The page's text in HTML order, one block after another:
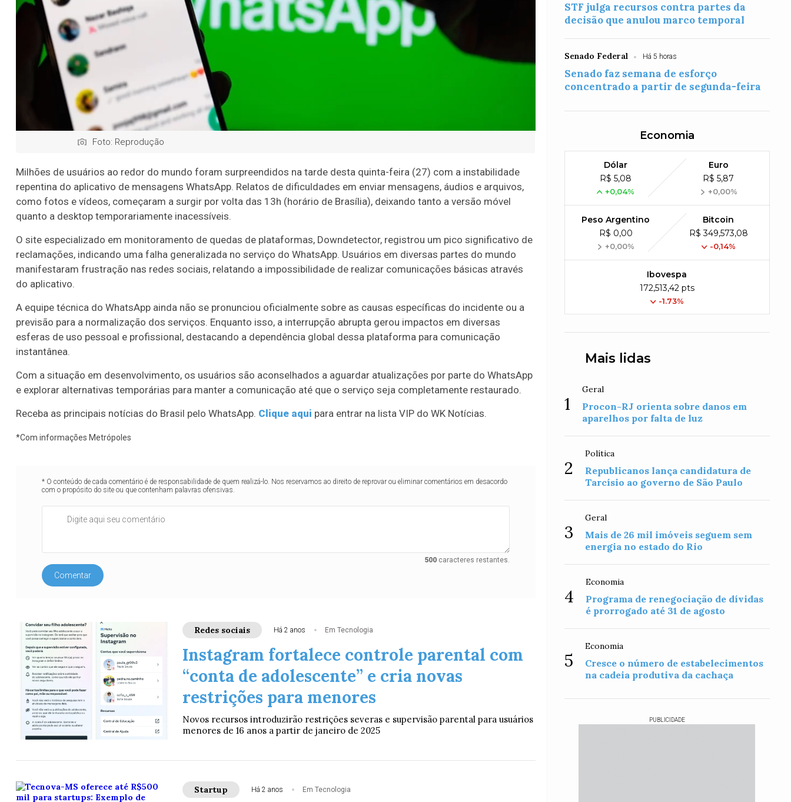
Foto: Reprodução
Milhões de usuários ao redor do mundo foram surpreendidos na tarde desta quinta-feira (27) com a instabilidade
repentina do aplicativo de mensagens WhatsApp. Relatos de dificuldades em enviar mensagens, áudios e arquivos,
como fotos e vídeos, começaram a surgir por volta das 13h (horário de Brasília), deixando tanto a versão móvel
quanto a desktop temporariamente inacessíveis.
O site especializado em monitoramento de quedas de plataformas, Downdetector, registrou um pico significativo de
reclamações, indicando uma falha generalizada no serviço do WhatsApp. Usuários em diversas partes do mundo
manifestaram frustração nas redes sociais, relatando a impossibilidade de realizar comunicações básicas através
do aplicativo.
A equipe técnica do WhatsApp ainda não se pronunciou oficialmente sobre as causas específicas do incidente ou a
previsão para a normalização dos serviços. Enquanto isso, a interrupção abrupta gerou impactos em diversas
esferas de uso pessoal e profissional, destacando a dependência global dessa plataforma para comunicação
instantânea.
Com a situação em desenvolvimento, os usuários são aconselhados a aguardar atualizações por parte do WhatsApp
e explorar alternativas temporárias para manter a comunicação até que o serviço seja completamente restaurado.
Receba as principais notícias do Brasil pelo WhatsApp. Clique aqui para entrar na lista VIP do WK Notícias.
*Com informações Metrópoles
* O conteúdo de cada comentário é de responsabilidade de quem realizá-lo. Nos reservamos ao direito de reprovar ou eliminar comentários em desacordo
com o propósito do site ou que contenham palavras ofensivas.
500caracteres restantes.
Comentar
Redes sociais Há 2 anos Em Tecnologia
Instagram fortalece controle parental com
“conta de adolescente” e cria novas
restrições para menores
Novos recursos introduzirão restrições severas e supervisão parental para usuários
menores de 16 anos a partir de janeiro de 2025
Startup Há 2 anos Em Tecnologia
STF julga recursos contra partes da
decisão que anulou marco temporal
Senado Federal Há 5 horas
Senado faz semana de esforço
concentrado a partir de segunda-feira
Economia
Dólar
R$ 5,08
+0,04%
Euro
R$ 5,87
+0,00%
Peso Argentino
R$ 0,00
+0,00%
Bitcoin
R$ 349,573,08
-0,14%
Ibovespa
172,513,42 pts
-1.73%
Mais lidas
1
Geral
Procon-RJ orienta sobre danos em
aparelhos por falta de luz
2
Política
Republicanos lança candidatura de
Tarcísio ao governo de São Paulo
3
Geral
Mais de 26 mil imóveis seguem sem
energia no estado do Rio
4
Economia
Programa de renegociação de dívidas
é prorrogado até 31 de agosto
5
Economia
Cresce o número de estabelecimentos
na cadeia produtiva da cachaça
PUBLICIDADE